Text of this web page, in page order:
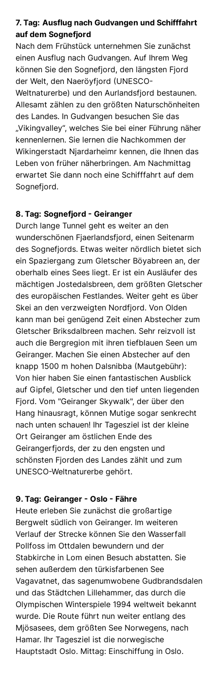
7. Tag: Ausflug nach Gudvangen und Schifffahrt
auf dem Sognefjord
Nach dem Frühstück unternehmen Sie zunächst
einen Ausflug nach Gudvangen. Auf Ihrem Weg
können Sie den Sognefjord, den längsten Fjord
der Welt, den Naeröyfjord (UNESCO-
Weltnaturerbe) und den Aurlandsfjord bestaunen.
Allesamt zählen zu den größten Naturschönheiten
des Landes. In Gudvangen besuchen Sie das
„Vikingvalley“, welches Sie bei einer Führung näher
kennenlernen. Sie lernen die Nachkommen der
Wikingerstadt Njardarheimr kennen, die Ihnen das
Leben von früher näherbringen. Am Nachmittag
erwartet Sie dann noch eine Schifffahrt auf dem
Sognefjord.
8. Tag: Sognefjord - Geiranger
Durch lange Tunnel geht es weiter an den
wunderschönen Fjaerlandsfjord, einen Seitenarm
des Sognefjords. Etwas weiter nördlich bietet sich
ein Spaziergang zum Gletscher Böyabreen an, der
oberhalb eines Sees liegt. Er ist ein Ausläufer des
mächtigen Jostedalsbreen, dem größten Gletscher
des europäischen Festlandes. Weiter geht es über
Skei an den verzweigten Nordfjord. Von Olden
kann man bei genügend Zeit einen Abstecher zum
Gletscher Briksdalbreen machen. Sehr reizvoll ist
auch die Bergregion mit ihren tiefblauen Seen um
Geiranger. Machen Sie einen Abstecher auf den
knapp 1500 m hohen Dalsnibba (Mautgebühr):
Von hier haben Sie einen fantastischen Ausblick
auf Gipfel, Gletscher und den tief unten liegenden
Fjord. Vom "Geiranger Skywalk", der über den
Hang hinausragt, können Mutige sogar senkrecht
nach unten schauen! Ihr Tagesziel ist der kleine
Ort Geiranger am östlichen Ende des
Geirangerfjords, der zu den engsten und
schönsten Fjorden des Landes zählt und zum
UNESCO-Weltnaturerbe gehört.
9. Tag: Geiranger - Oslo - Fähre
Heute erleben Sie zunächst die großartige
Bergwelt südlich von Geiranger. Im weiteren
Verlauf der Strecke können Sie den Wasserfall
Pollfoss im Ottdalen bewundern und der
Stabkirche in Lom einen Besuch abstatten. Sie
sehen außerdem den türkisfarbenen See
Vagavatnet, das sagenumwobene Gudbrandsdalen
und das Städtchen Lillehammer, das durch die
Olympischen Winterspiele 1994 weltweit bekannt
wurde. Die Route führt nun weiter entlang des
Mjösasees, dem größten See Norwegens, nach
Hamar. Ihr Tagesziel ist die norwegische
Hauptstadt Oslo. Mittag: Einschiffung in Oslo.